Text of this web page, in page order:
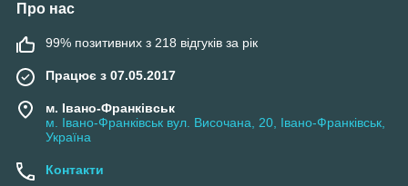
Про нас
99% позитивних з 218 відгуків за рік
Працює з 07.05.2017
м. Івано-Франківськ
м. Івано-Франківськ вул. Височана, 20, Івано-Франківськ,
Україна
Контакти